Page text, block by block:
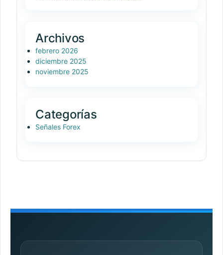
Archivos
febrero 2026
diciembre 2025
noviembre 2025
Categorías
Señales Forex